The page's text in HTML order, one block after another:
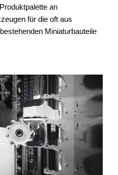
an
für die oft aus
Miniaturbauteile